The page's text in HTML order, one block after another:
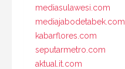
mediasulawesi.com
mediajabodetabek.com
kabarflores.com
seputarmetro.com
aktual.it.com